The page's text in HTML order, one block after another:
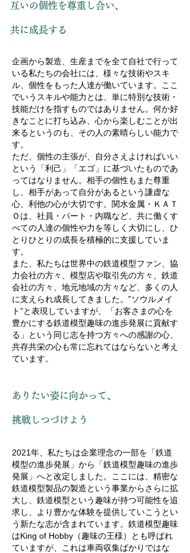
互いの個性を尊重し合い、
共に成長する
企画から製造、生産までを全て自社で行って
いる私たちの会社には、様々な技術やスキ
ル、個性をもった人達が働いています。ここ
でいうスキルや能力とは、単に特別な技術・
技能だけを指すものではありません。何か好
きなことに打ち込み、心から楽しむことが出
来るというのも、その人の素晴らしい能力で
す。
ただ、個性の主張が、自分さえよければいい
という「利己」「エゴ」に基づいたものであ
ってはなりません。相手の個性もまた尊重
し、相手があって自分があるという謙虚な
心、利他の心が大切です。関水金属・ＫＡＴ
Ｏは、社員・パート・内職など、共に働くす
べての人達の個性や力を等しく大切にし、ひ
とりひとりの成長を積極的に支援していま
す。
また、私たちは世界中の鉄道模型ファン、協
力会社の方々、模型店や取引先の方々、鉄道
会社の方々、地元地域の方々など、多くの人
に支えられ成長してきました。‟ソウルメイ
ト”と表現していますが、「お客さまの心を
豊かにする鉄道模型趣味の進歩発展に貢献す
る」という同じ志を持つ方々への感謝の心、
共存共栄の心も常に忘れてはならないと考え
ています。
ありたい姿に向かって、
挑戦しつづけよう
2021年、私たちは企業理念の一部を「鉄道
模型の進歩発展」から「鉄道模型趣味の進歩
発展」へと改定しました。ここには、精密な
鉄道模型製品の製造という事業からさらに拡
大し、鉄道模型という趣味が持つ可能性を追
求し、より豊かな体験を提供していこうとい
う新たな志が含まれています。鉄道模型趣味
はKing of Hobby（趣味の王様）とも呼ばれ
ていますが、これは車両収集ばかりではな